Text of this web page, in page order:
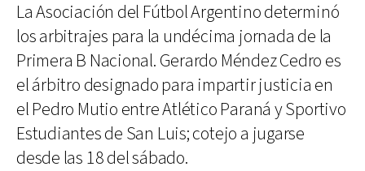
La Asociación del Fútbol Argentino determinó
los arbitrajes para la undécima jornada de la
Primera B Nacional. Gerardo Méndez Cedro es
el árbitro designado para impartir justicia en
el Pedro Mutio entre Atlético Paraná y Sportivo
Estudiantes de San Luis; cotejo a jugarse
desde las 18 del sábado.